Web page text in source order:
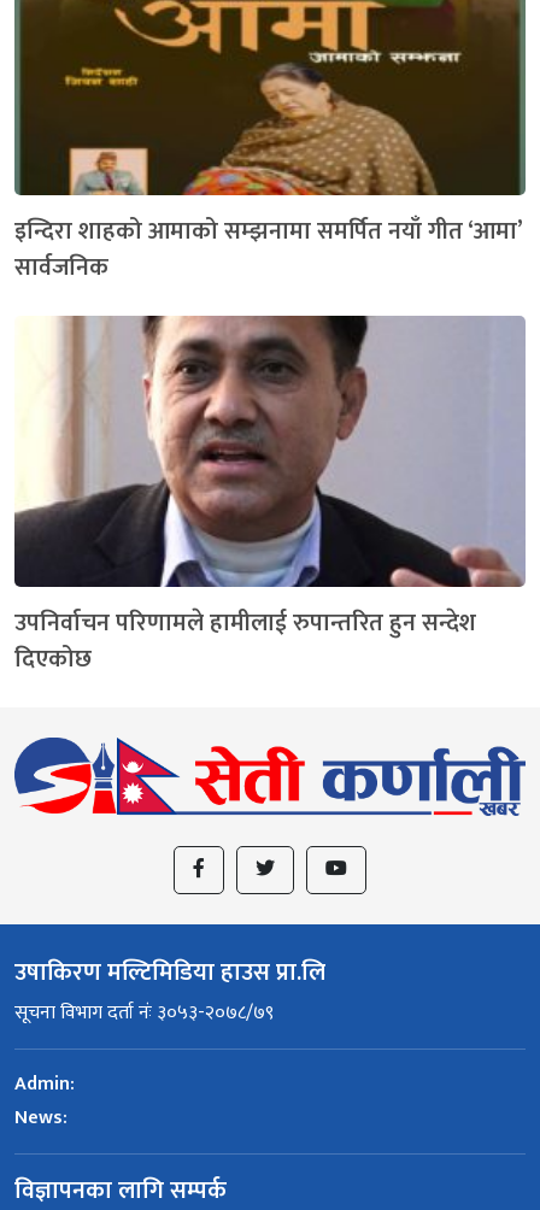
इन्दिरा शाहको आमाको सम्झनामा समर्पित नयाँ गीत ‘आमा’
सार्वजनिक
उपनिर्वाचन परिणामले हामीलाई रुपान्तरित हुन सन्देश
दिएकोछ
उषाकिरण मल्टिमिडिया हाउस प्रा.लि
सूचना विभाग दर्ता नंः ३०५३-२०७८/७९
Admin:
News:
विज्ञापनका लागि सम्पर्क